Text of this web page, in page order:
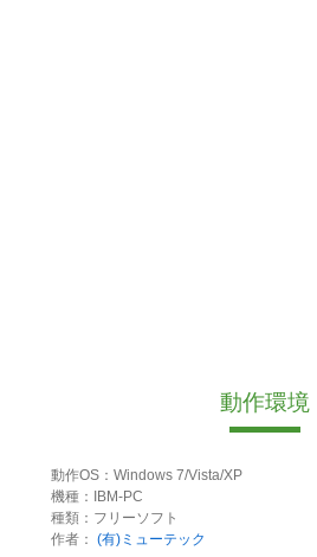
動作環境
動作OS：Windows 7/Vista/XP
機種：IBM-PC
種類：フリーソフト
作者： (有)ミューテック